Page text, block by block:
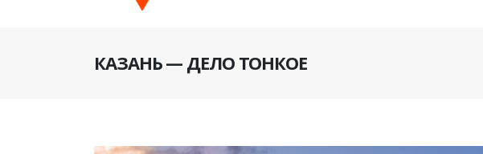
КАЗАНЬ — ДЕЛО ТОНКОЕ